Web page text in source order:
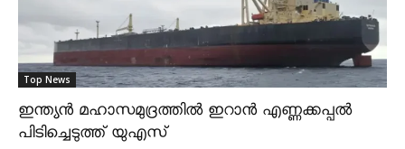
Top News
ഇന്ത്യൻ മഹാസമുദ്രത്തിൽ ഇറാൻ എണ്ണക്കപ്പൽ
പിടിച്ചെടുത്ത് യുഎസ്